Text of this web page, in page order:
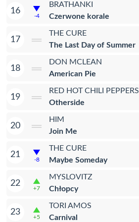
16
-4
BRATHANKI
Czerwone korale
17
THE CURE
The Last Day of Summer
18
DON MCLEAN
American Pie
19
RED HOT CHILI PEPPERS
Otherside
20
HIM
Join Me
21
-8
THE CURE
Maybe Someday
22
+7
MYSLOVITZ
Chłopcy
23
+5
TORI AMOS
Carnival